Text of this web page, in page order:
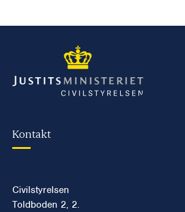
Kontakt
Civilstyrelsen
Toldboden 2, 2.